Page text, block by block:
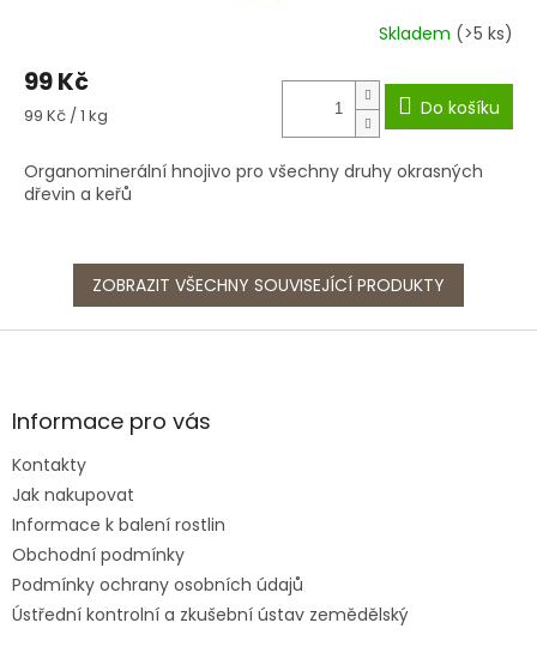
Skladem (>5 ks)
99 Kč
Měrná
99 Kč / 1 kg Do košíku
Organominerální hnojivo pro všechny druhy okrasných
dřevin a keřů
ZOBRAZIT VŠECHNY SOUVISEJÍCÍ PRODUKTY
Z
aInformace pro vás
Kontakty
Jak nakupovat
Informace k balení rostlin
Obchodní podmínky
Podmínky ochrany osobních údajů
Ústřední kontrolní a zkušební ústav zemědělský